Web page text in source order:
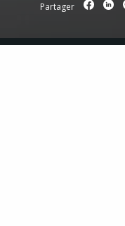
Partager